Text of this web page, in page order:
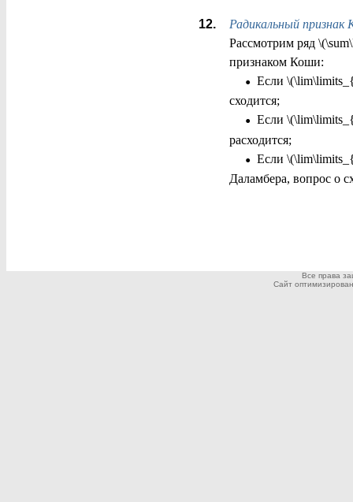
Радикальный признак
Рассмотрим ряд
признаком Коши:
•Если
сходится;
•Если
расходится;
•Если
Даламбера, вопрос о
Все права
Сайт